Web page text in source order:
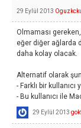
29 Eylül 2013
Olmaması
eğer diğer ağlarda
daha kolay olacak.
Alternatif olarak
- Farklı bir kullanıcı
- Bu kullanıcı ile
29 Eylül 2013